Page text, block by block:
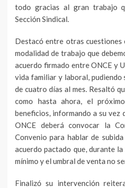
todo gracias al gran trabajo
Sección Sindical.
Destacó entre otras cuestiones
modalidad de trabajo que
acuerdo firmado entre ONCE y
vida familiar y laboral, pudiendo
de cuatro días al mes. Resaltó
como hasta ahora, el
beneficios, informando a su vez
ONCE deberá convocar la
Convenio para hablar de
acuerdo pactado que, durante
mínimo y el umbral de venta no
Finalizó su intervención